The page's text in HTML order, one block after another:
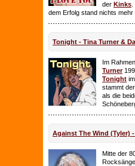
der Kinks
dem Erfolg stand nichts mehr
Tonight - Tina Turner &
Im
Turner
Tonight
stammt
als die
Against The Wind (Tyler)
Mitte der